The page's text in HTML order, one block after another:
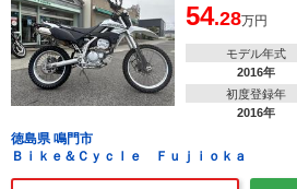
54.28万円
モデル年式
2016年
初度登録年
2016年
徳島県 鳴門市
Ｂｉｋｅ＆Ｃｙｃｌｅ Ｆｕｊｉｏｋａ